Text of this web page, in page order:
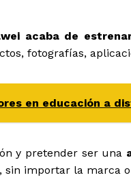
acaba de
fotografías,
en educación a
y pretender ser una
, sin importar la marca